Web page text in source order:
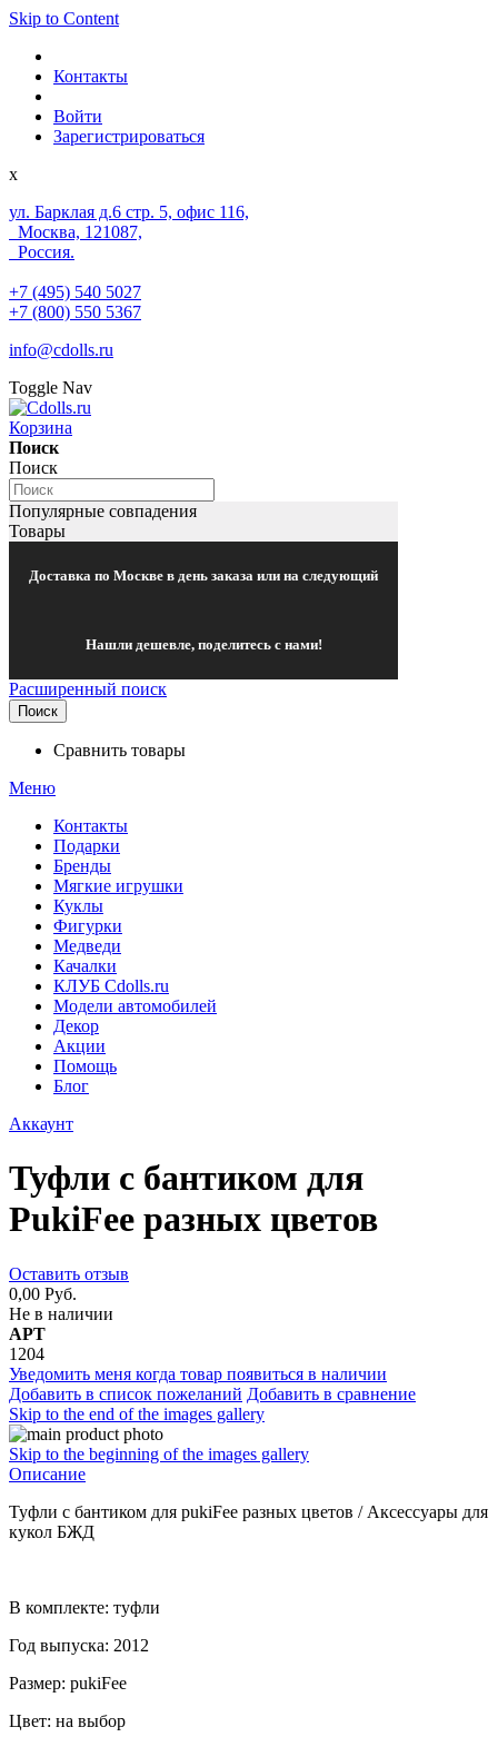
Skip to Content
Контакты
Войти
Зарегистрироваться
x
ул. Барклая д.6 стр. 5, офис 116,
Москва, 121087,
Россия.
+7 (495) 540 5027
+7 (800) 550 5367
info@cdolls.ru
Toggle Nav
Корзина
Поиск
Поиск
Популярные совпадения
Товары
Доставка по Москве в день заказа или на следующий
Нашли дешевле, поделитесь с нами!
Расширенный поиск
Поиск
Сравнить товары
Меню
Контакты
Подарки
Бренды
Мягкие игрушки
Куклы
Фигурки
Медведи
Качалки
КЛУБ Cdolls.ru
Модели автомобилей
Декор
Акции
Помощь
Блог
Аккаунт
Туфли с бантиком для
PukiFee разных цветов
Оставить отзыв
0,00 Руб.
Не в наличии
АРТ
1204
Уведомить меня когда товар появиться в наличии
Добавить в список пожеланий Добавить в сравнение
Skip to the end of the images gallery
Skip to the beginning of the images gallery
Описание
Туфли с бантиком для pukiFee разных цветов / Аксессуары для
кукол БЖД
В комплекте: туфли
Год выпуска: 2012
Размер: pukiFee
Цвет: на выбор